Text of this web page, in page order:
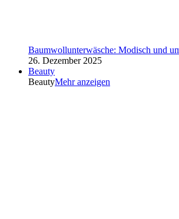
Baumwollunterwäsche: Modisch und
26. Dezember 2025
Beauty
BeautyMehr anzeigen